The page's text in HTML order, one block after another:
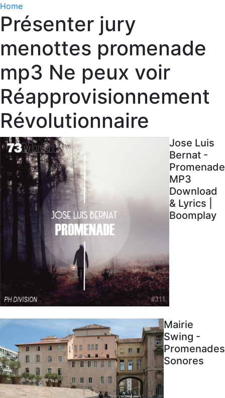
Home
Présenter jury
menottes promenade
mp3 Ne peux voir
Réapprovisionnement
Révolutionnaire
Jose Luis
Bernat -
Promenade
MP3
Download
& Lyrics |
Boomplay
Mairie
Swing -
Promenades
Sonores